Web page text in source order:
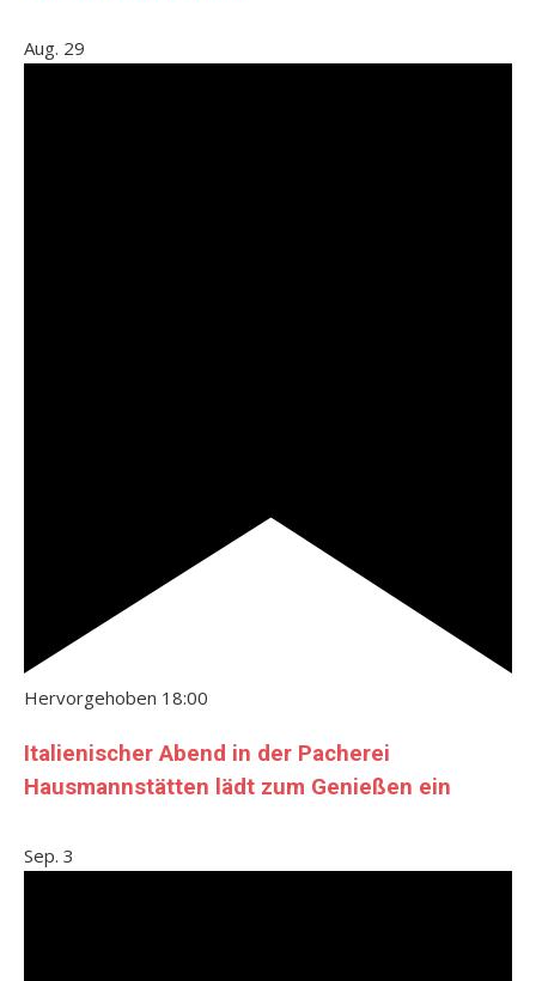
Aug. 29
Hervorgehoben 18:00
Italienischer Abend in der Pacherei
Hausmannstätten lädt zum Genießen ein
Sep. 3